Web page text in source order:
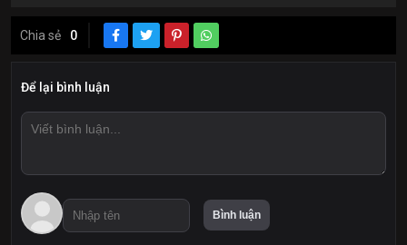
Chia sẻ 0
Để lại bình luận